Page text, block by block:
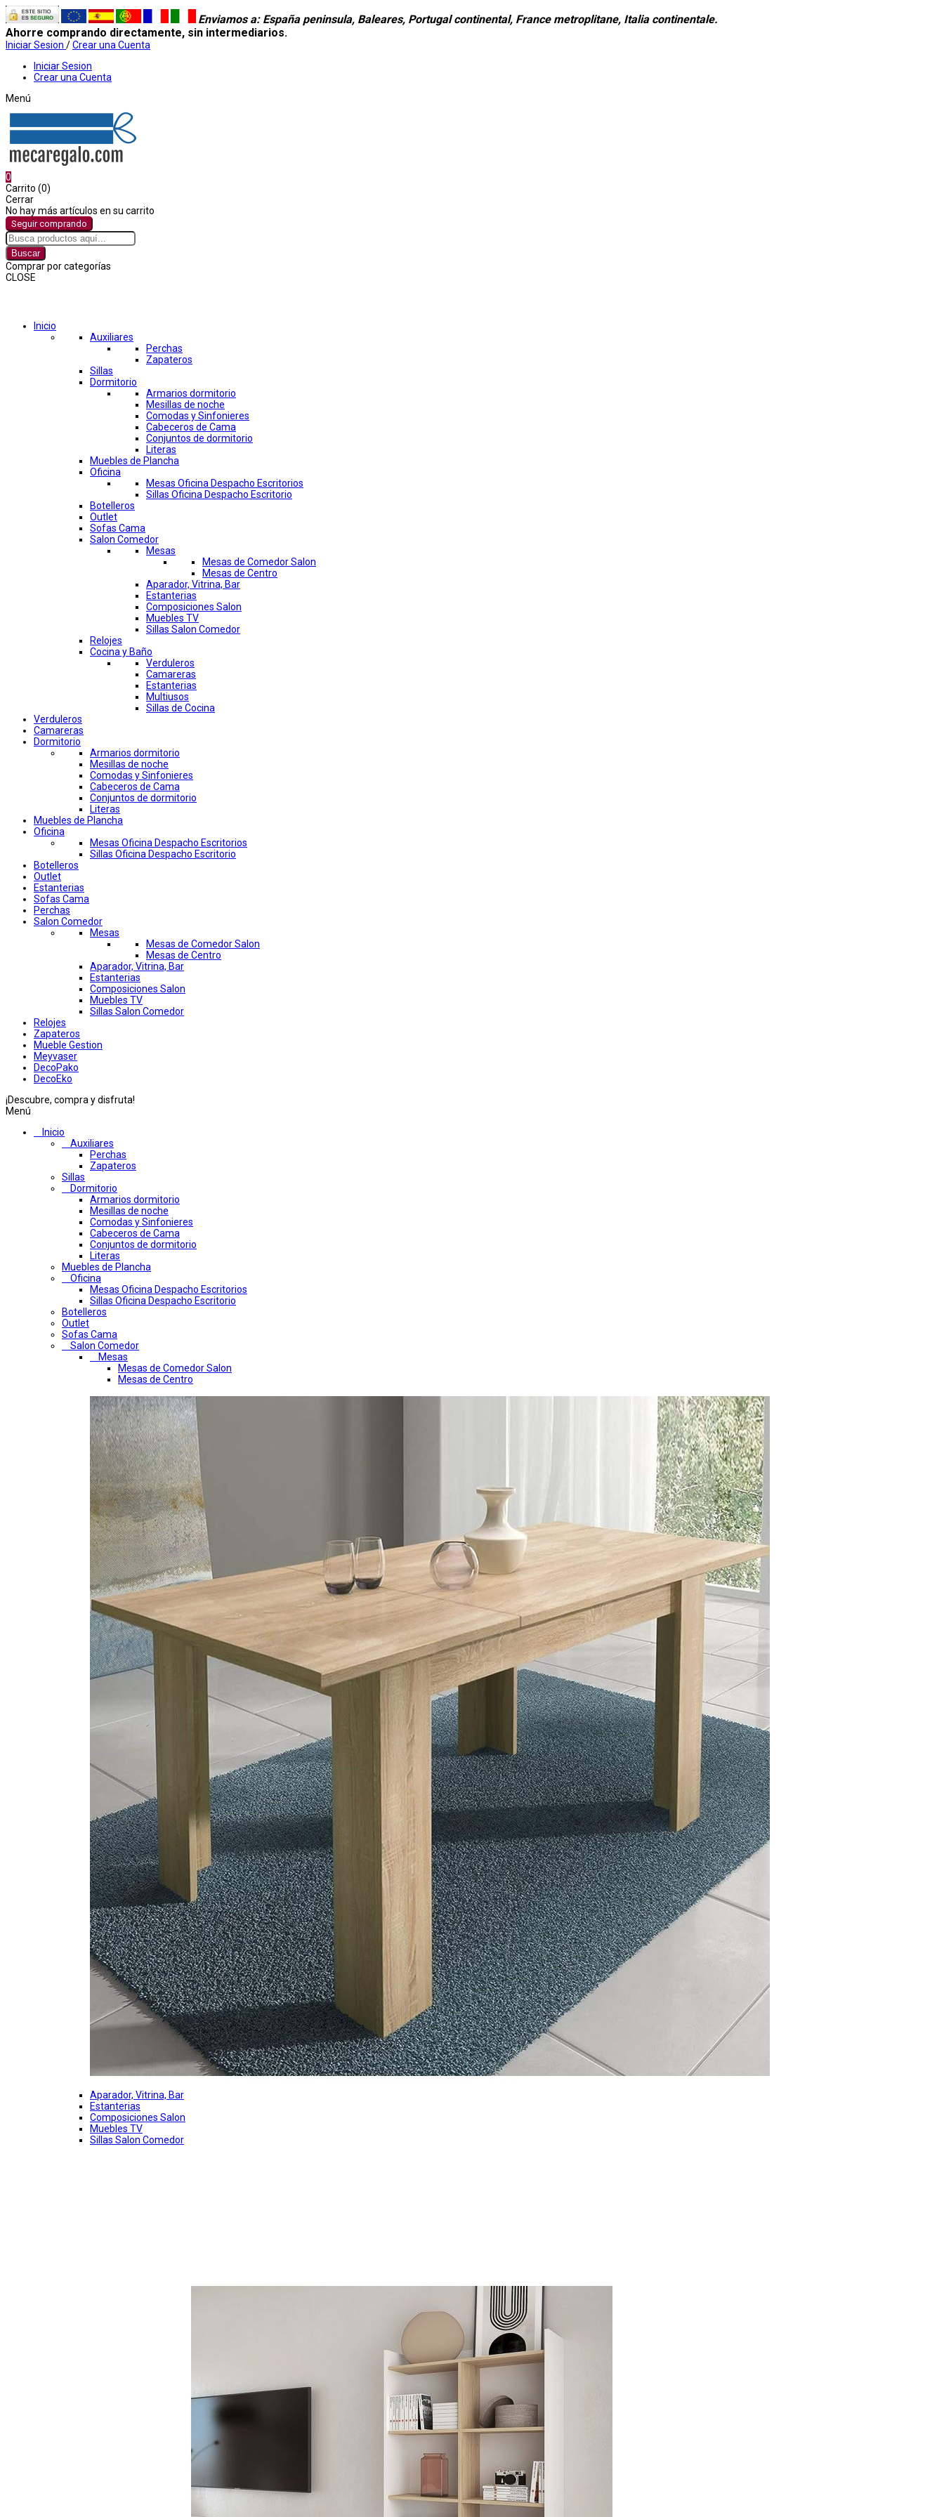
Enviamos a: España peninsula, Baleares, Portugal continental, France metroplitane, Italia continentale.
Ahorre comprando directamente, sin intermediarios.
Iniciar Sesion /Crear una Cuenta
Iniciar Sesion
Crear una Cuenta
Menú
0
Carrito (0)
Cerrar
No hay más artículos en su carrito
Seguir comprando
Buscar
Comprar por categorías
CLOSE
Inicio
Auxiliares
Perchas
Zapateros
Sillas
Dormitorio
Armarios dormitorio
Mesillas de noche
Comodas y Sinfonieres
Cabeceros de Cama
Conjuntos de dormitorio
Literas
Muebles de Plancha
Oficina
Mesas Oficina Despacho Escritorios
Sillas Oficina Despacho Escritorio
Botelleros
Outlet
Sofas Cama
Salon Comedor
Mesas
Mesas de Comedor Salon
Mesas de Centro
Aparador, Vitrina, Bar
Estanterias
Composiciones Salon
Muebles TV
Sillas Salon Comedor
Relojes
Cocina y Baño
Verduleros
Camareras
Estanterias
Multiusos
Sillas de Cocina
Verduleros
Camareras
Dormitorio
Armarios dormitorio
Mesillas de noche
Comodas y Sinfonieres
Cabeceros de Cama
Conjuntos de dormitorio
Literas
Muebles de Plancha
Oficina
Mesas Oficina Despacho Escritorios
Sillas Oficina Despacho Escritorio
Botelleros
Outlet
Estanterias
Sofas Cama
Perchas
Salon Comedor
Mesas
Mesas de Comedor Salon
Mesas de Centro
Aparador, Vitrina, Bar
Estanterias
Composiciones Salon
Muebles TV
Sillas Salon Comedor
Relojes
Zapateros
Mueble Gestion
Meyvaser
DecoPako
DecoEko
¡Descubre, compra y disfruta!
Menú
Inicio
Auxiliares
Perchas
Zapateros
Sillas
Dormitorio
Armarios dormitorio
Mesillas de noche
Comodas y Sinfonieres
Cabeceros de Cama
Conjuntos de dormitorio
Literas
Muebles de Plancha
Oficina
Mesas Oficina Despacho Escritorios
Sillas Oficina Despacho Escritorio
Botelleros
Outlet
Sofas Cama
Salon Comedor
Mesas
Mesas de Comedor Salon
Mesas de Centro
Aparador, Vitrina, Bar
Estanterias
Composiciones Salon
Muebles TV
Sillas Salon Comedor